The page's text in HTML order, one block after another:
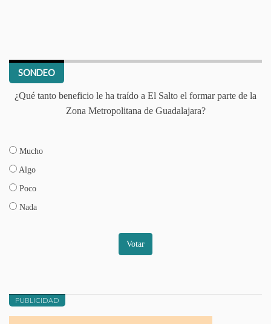
SONDEO
¿Qué tanto beneficio le ha traído a El Salto el formar parte de la
Zona Metropolitana de Guadalajara?
Mucho
Algo
Poco
Nada
Votar
PUBLICIDAD